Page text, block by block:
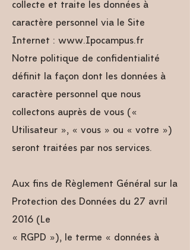
collecte et traite les données à
caractère personnel via le Site
Internet : www.Ipocampus.fr
Notre politique de confidentialité
définit la façon dont les données à
caractère personnel que nous
collectons auprès de vous («
Utilisateur », « vous » ou « votre »)
seront traitées par nos services.
Aux fins de Règlement Général sur la
Protection des Données du 27 avril
2016 (Le
« RGPD »), le terme « données à